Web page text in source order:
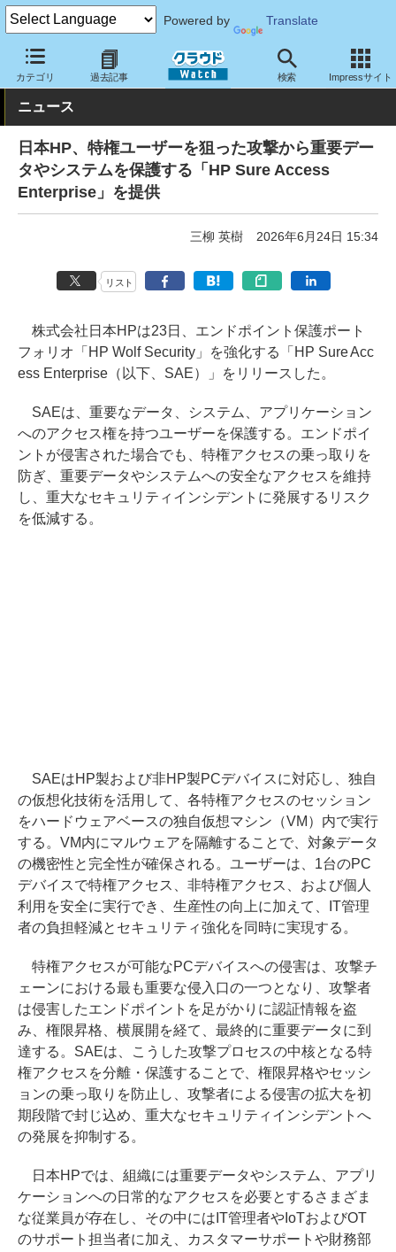
Powered by Translate
カテゴリ 過去記事 検索 Impressサイト
クラウド Watch セキュリティ セキュリティソフト
ニュース
日本HP、特権ユーザーを狙った攻撃から重要デー
タやシステムを保護する「HP Sure Access
Enterprise」を提供
三柳 英樹 2026年6月24日 15:34
リスト
株式会社日本HPは23日、エンドポイント保護ポート
フォリオ「HP Wolf Security」を強化する「HP Sure Acc
ess Enterprise（以下、SAE）」をリリースした。
SAEは、重要なデータ、システム、アプリケーション
へのアクセス権を持つユーザーを保護する。エンドポイ
ントが侵害された場合でも、特権アクセスの乗っ取りを
防ぎ、重要データやシステムへの安全なアクセスを維持
し、重大なセキュリティインシデントに発展するリスク
を低減する。
SAEはHP製および非HP製PCデバイスに対応し、独自
の仮想化技術を活用して、各特権アクセスのセッション
をハードウェアベースの独自仮想マシン（VM）内で実行
する。VM内にマルウェアを隔離することで、対象データ
の機密性と完全性が確保される。ユーザーは、1台のPC
デバイスで特権アクセス、非特権アクセス、および個人
利用を安全に実行でき、生産性の向上に加えて、IT管理
者の負担軽減とセキュリティ強化を同時に実現する。
特権アクセスが可能なPCデバイスへの侵害は、攻撃チ
ェーンにおける最も重要な侵入口の一つとなり、攻撃者
は侵害したエンドポイントを足がかりに認証情報を盗
み、権限昇格、横展開を経て、最終的に重要データに到
達する。SAEは、こうした攻撃プロセスの中核となる特
権アクセスを分離・保護することで、権限昇格やセッシ
ョンの乗っ取りを防止し、攻撃者による侵害の拡大を初
期段階で封じ込め、重大なセキュリティインシデントへ
の発展を抑制する。
日本HPでは、組織には重要データやシステム、アプリ
ケーションへの日常的なアクセスを必要とするさまざま
な従業員が存在し、その中にはIT管理者やIoTおよびOT
のサポート担当者に加え、カスタマーサポートや財務部